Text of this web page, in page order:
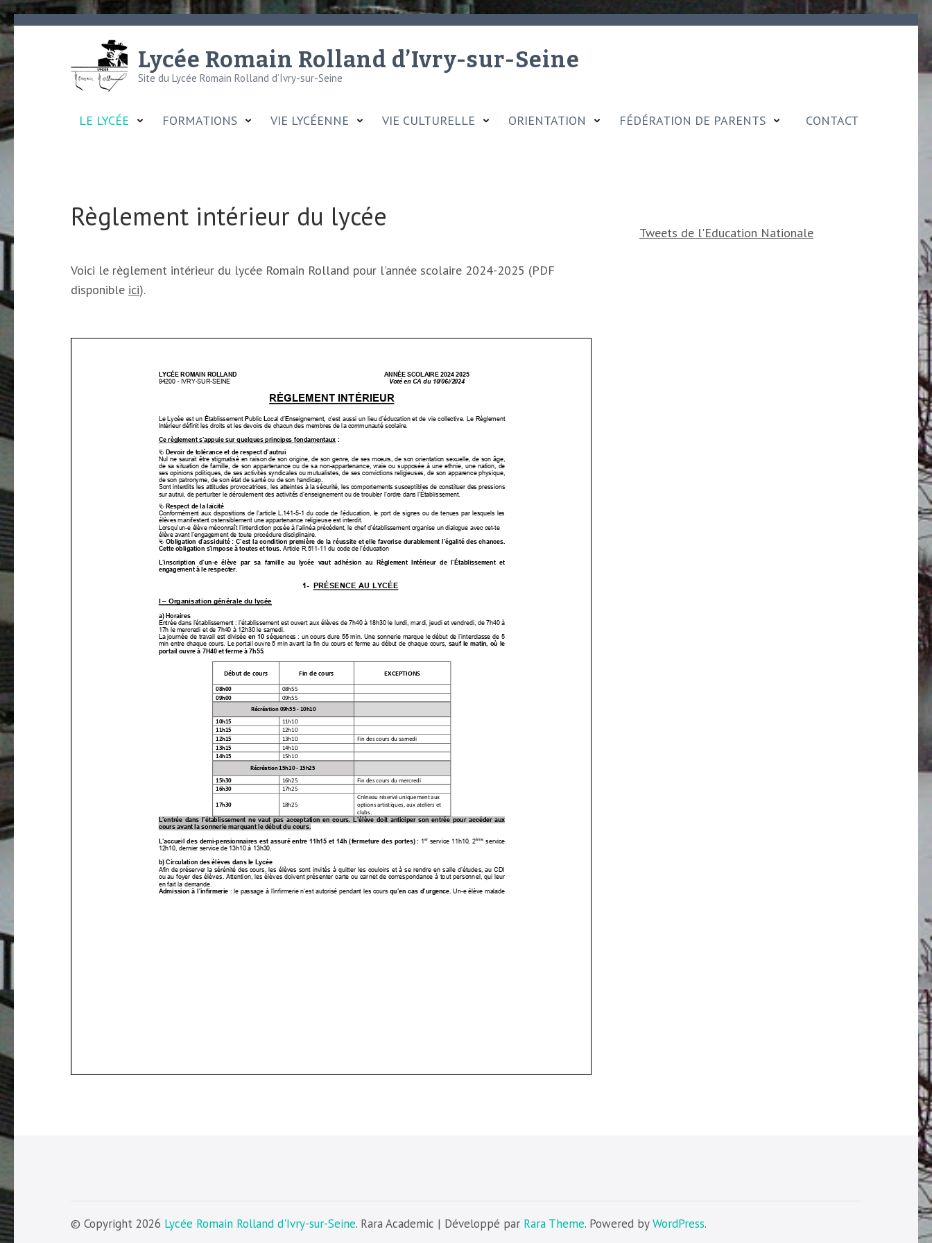
Aller
contenu
Entrée)
Lycée Romain Rolland d’Ivry-sur-Seine
Site du Lycée Romain Rolland d’Ivry-sur-Seine
LE LYCÉE FORMATIONS VIE LYCÉENNE VIE CULTURELLE ORIENTATION FÉDÉRATION DE PARENTS CONTACT
Règlement intérieur du lycée
Voici le règlement intérieur du lycée Romain Rolland pour l’année scolaire 2024-2025 (PDF
disponible ici).
Tweets de l'Education Nationale
© Copyright 2026 Lycée Romain Rolland d'Ivry-sur-Seine. Rara Academic | Développé par Rara Theme. Powered byWordPress.